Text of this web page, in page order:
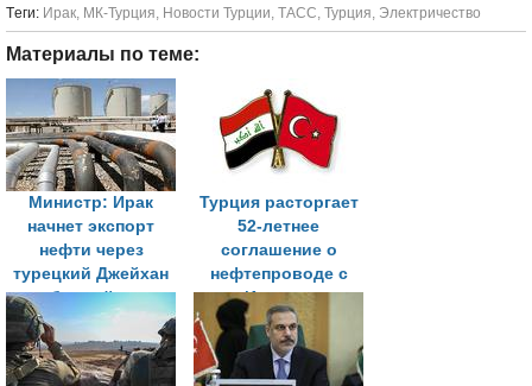
Tеги: Ирак, МК-Турция, Новости Турции, ТАСС, Турция, Электричество
Материалы по теме:
Министр: Ирак
начнет экспорт
нефти через
турецкий Джейхан
в ближайшие
несколько дней
Турция расторгает
52-летнее
соглашение о
нефтепроводе с
Ираком:
Стратегическая
перезагрузка или
новые риски?